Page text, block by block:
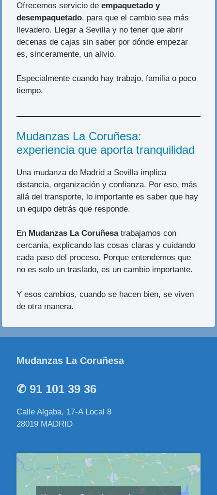
Ofrecemos servicio deempaquetado y
desempaquetado, para que el cambio sea más
llevadero. Llegar a Sevilla y no tener que abrir
decenas de cajas sin saber por dónde empezar
es, sinceramente, un alivio.
Especialmente cuando hay trabajo, familia o poco
tiempo.
Mudanzas La Coruñesa:
experiencia que aporta tranquilidad
Una mudanza de Madrid a Sevilla implica
distancia, organización y confianza. Por eso, más
allá del transporte, lo importante es saber que hay
un equipo detrás que responde.
En Mudanzas La Coruñesatrabajamos con
cercanía, explicando las cosas claras y cuidando
cada paso del proceso. Porque entendemos que
no es solo un traslado, es un cambio importante.
Y esos cambios, cuando se hacen bien, se viven
de otra manera.
Mudanzas La Coruñesa
✆ 91 101 39 36
Calle Algaba, 17-A Local 8
28019 MADRID